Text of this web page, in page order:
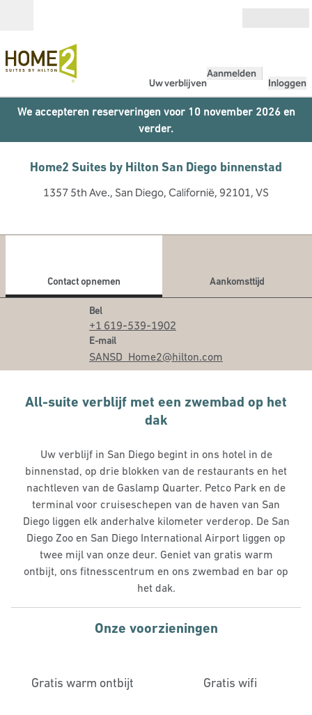
Uw verblijven
Aanmelden
Inloggen
We accepteren reserveringen voor 10 november 2026 en
verder.
Home2 Suites by Hilton San Diego binnenstad
1357 5th Ave., San Diego, Californië, 92101, VS
Contact opnemen
Aankomsttijd
Bel
Bel
+1 619-539-1902
E-mail
Email
SANSD_Home2@hilton.com
All-suite verblijf met een zwembad op het
dak
Uw verblijf in San Diego begint in ons hotel in de
binnenstad, op drie blokken van de restaurants en het
nachtleven van de Gaslamp Quarter. Petco Park en de
terminal voor cruiseschepen van de haven van San
Diego liggen elk anderhalve kilometer verderop. De San
Diego Zoo en San Diego International Airport liggen op
twee mijl van onze deur. Geniet van gratis warm
ontbijt, ons fitnesscentrum en ons zwembad en bar op
het dak.
Onze voorzieningen
Gratis warm ontbijt Gratis wifi